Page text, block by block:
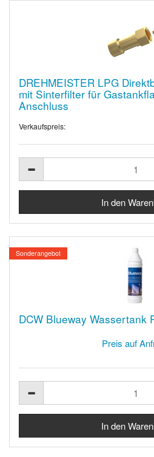
DREHMEISTER LPG
mit Sinterfilter für
Anschluss
Verkaufspreis:
Sonderangebot
DCW Blueway Wassertank
Preis auf